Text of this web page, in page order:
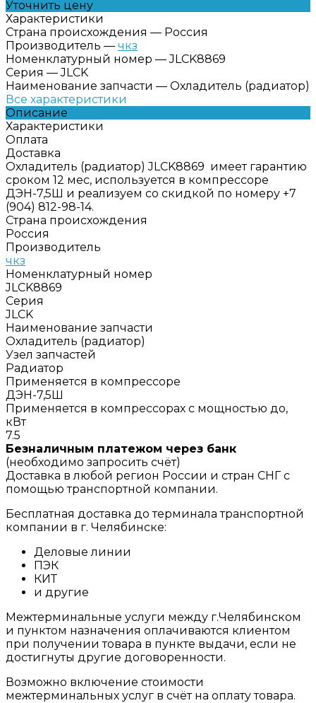
Уточнить цену
Характеристики
Страна происхождения — Россия
Производитель — чкз
Номенклатурный номер — JLCK8869
Серия — JLCK
Наименование запчасти — Охладитель (радиатор)
Все характеристики
Описание
Характеристики
Оплата
Доставка
Охладитель (радиатор) JLCK8869 имеет гарантию
сроком 12 мес, используется в компрессоре
ДЭН-7,5Ш и реализуем со скидкой по номеру +7
(904) 812-98-14.
Страна происхождения
Россия
Производитель
чкз
Номенклатурный номер
JLCK8869
Серия
JLCK
Наименование запчасти
Охладитель (радиатор)
Узел запчастей
Радиатор
Применяется в компрессоре
ДЭН-7,5Ш
Применяется в компрессорах с мощностью до,
кВт
7.5
Безналичным платежом через банк
(необходимо запросить счёт)
Доставка в любой регион России и стран СНГ с
помощью транспортной компании.
Бесплатная доставка до терминала транспортной
компании в г. Челябинске:
Деловые линии
ПЭК
КИТ
и другие
Межтерминальные услуги между г.Челябинском
и пунктом назначения оплачиваются клиентом
при получении товара в пункте выдачи, если не
достигнуты другие договоренности.
Возможно включение стоимости
межтерминальных услуг в счёт на оплату товара.